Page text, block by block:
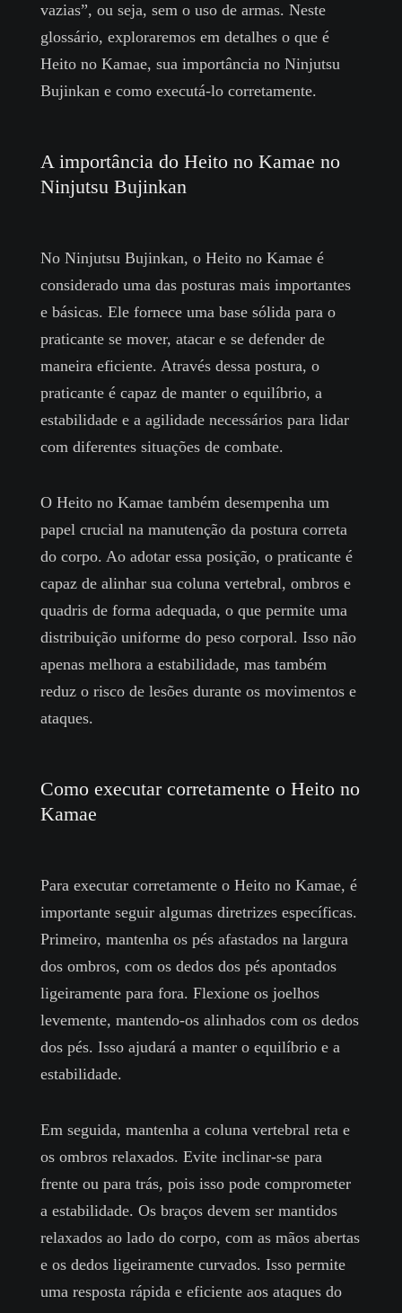
vazias”, ou seja, sem o uso de armas. Neste
glossário, exploraremos em detalhes o que é
Heito no Kamae, sua importância no Ninjutsu
Bujinkan e como executá-lo corretamente.
A importância do Heito no Kamae no
Ninjutsu Bujinkan
No Ninjutsu Bujinkan, o Heito no Kamae é
considerado uma das posturas mais importantes
e básicas. Ele fornece uma base sólida para o
praticante se mover, atacar e se defender de
maneira eficiente. Através dessa postura, o
praticante é capaz de manter o equilíbrio, a
estabilidade e a agilidade necessários para lidar
com diferentes situações de combate.
O Heito no Kamae também desempenha um
papel crucial na manutenção da postura correta
do corpo. Ao adotar essa posição, o praticante é
capaz de alinhar sua coluna vertebral, ombros e
quadris de forma adequada, o que permite uma
distribuição uniforme do peso corporal. Isso não
apenas melhora a estabilidade, mas também
reduz o risco de lesões durante os movimentos e
ataques.
Como executar corretamente o Heito no
Kamae
Para executar corretamente o Heito no Kamae, é
importante seguir algumas diretrizes específicas.
Primeiro, mantenha os pés afastados na largura
dos ombros, com os dedos dos pés apontados
ligeiramente para fora. Flexione os joelhos
levemente, mantendo-os alinhados com os dedos
dos pés. Isso ajudará a manter o equilíbrio e a
estabilidade.
Em seguida, mantenha a coluna vertebral reta e
os ombros relaxados. Evite inclinar-se para
frente ou para trás, pois isso pode comprometer
a estabilidade. Os braços devem ser mantidos
relaxados ao lado do corpo, com as mãos abertas
e os dedos ligeiramente curvados. Isso permite
uma resposta rápida e eficiente aos ataques do